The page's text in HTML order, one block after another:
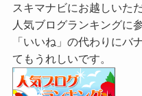
スキマナビにお越しいた
人気ブログランキングに
「いいね」の代わりにバ
てもうれしいです。